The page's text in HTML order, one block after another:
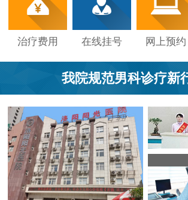
治疗费用 在线挂号 网上预约
我院规范男科诊疗新